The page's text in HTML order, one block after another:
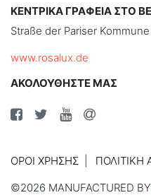
ΚΕΝΤΡΙΚΑ ΓΡΑΦΕΙΑ ΣΤΟ
Straße der Pariser
www.rosalux.de
ΑΚΟΛΟΥΘΗΣΤΕ ΜΑΣ
ΌΡΟΙ ΧΡΉΣΗΣ
©2026 MANUFACTURED BY